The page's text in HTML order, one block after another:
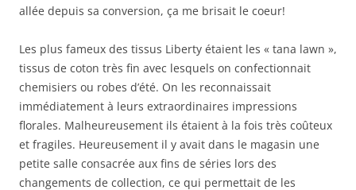
allée depuis sa conversion, ça me brisait le coeur!
Les plus fameux des tissus Liberty étaient les « tana lawn »,
tissus de coton très fin avec lesquels on confectionnait
chemisiers ou robes d’été. On les reconnaissait
immédiatement à leurs extraordinaires impressions
florales. Malheureusement ils étaient à la fois très coûteux
et fragiles. Heureusement il y avait dans le magasin une
petite salle consacrée aux fins de séries lors des
changements de collection, ce qui permettait de les